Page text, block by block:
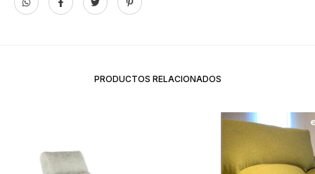
PRODUCTOS RELACIONADOS